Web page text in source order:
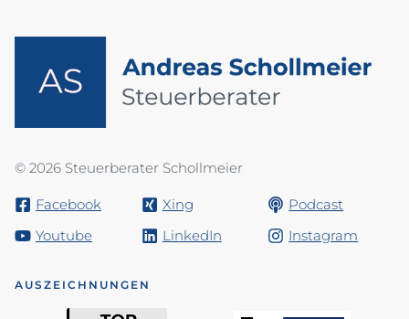
© 2026 Steuerberater Schollmeier
Facebook Xing
Podcast
Youtube
LinkedIn Instagram
AUSZEICHNUNGEN